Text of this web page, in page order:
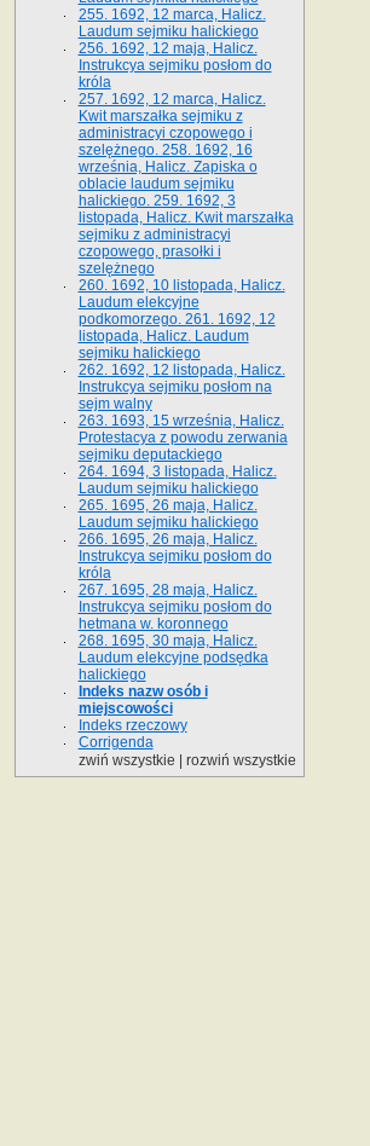
255. 1692, 12 marca, Halicz.
Laudum sejmiku halickiego
256. 1692, 12 maja, Halicz.
Instrukcya sejmiku posłom do
króla
257. 1692, 12 marca, Halicz.
Kwit marszałka sejmiku z
administracyi czopowego i
szelężnego. 258. 1692, 16
września, Halicz. Zapiska o
oblacie laudum sejmiku
halickiego. 259. 1692, 3
listopada, Halicz. Kwit marszałka
sejmiku z administracyi
czopowego, prasołki i
szelężnego
260. 1692, 10 listopada, Halicz.
Laudum elekcyjne
podkomorzego. 261. 1692, 12
listopada, Halicz. Laudum
sejmiku halickiego
262. 1692, 12 listopada, Halicz.
Instrukcya sejmiku posłom na
sejm walny
263. 1693, 15 września, Halicz.
Protestacya z powodu zerwania
sejmiku deputackiego
264. 1694, 3 listopada, Halicz.
Laudum sejmiku halickiego
265. 1695, 26 maja, Halicz.
Laudum sejmiku halickiego
266. 1695, 26 maja, Halicz.
Instrukcya sejmiku posłom do
króla
267. 1695, 28 maja, Halicz.
Instrukcya sejmiku posłom do
hetmana w. koronnego
268. 1695, 30 maja, Halicz.
Laudum elekcyjne podsędka
halickiego
Indeks nazw osób i
miejscowości
Indeks rzeczowy
Corrigenda
zwiń wszystkie
rozwiń wszystkie